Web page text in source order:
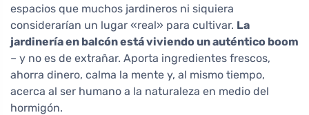
espacios que muchos jardineros ni siquiera
considerarían un lugar «real» para cultivar. La
jardinería en balcón está viviendo un auténtico boom
– y no es de extrañar. Aporta ingredientes frescos,
ahorra dinero, calma la mente y, al mismo tiempo,
acerca al ser humano a la naturaleza en medio del
hormigón.